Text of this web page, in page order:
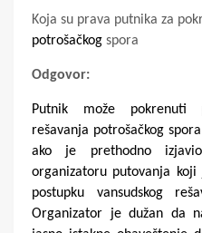
Koja su prava putnika za
potrošačkog spora
Odgovor:
Putnik može pokrenuti
rešavanja potrošačkog
ako je prethodno
organizatoru putovanja
postupku vansudskog
Organizator je dužan da